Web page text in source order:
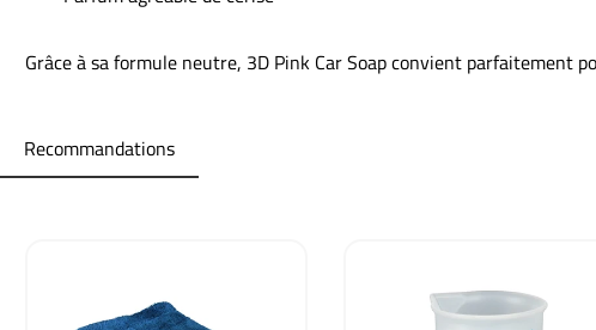
Grâce à sa formule neutre, 3D Pink Car Soap convient parfaitement
Recommandations